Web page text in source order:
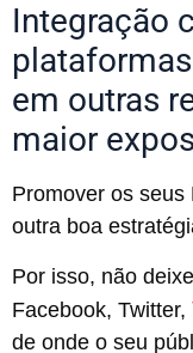
Integração
em outras
maior
Promover os
outra boa
Por isso, não
Facebook, Twitter,
de onde o seu